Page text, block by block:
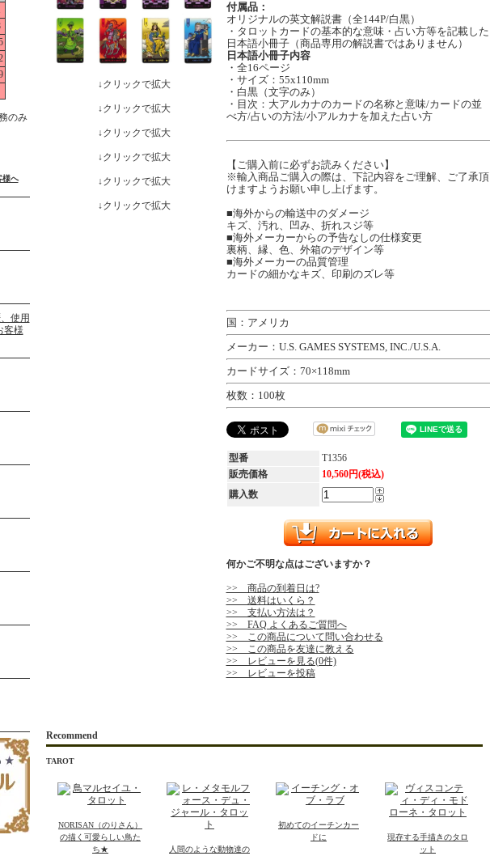
のみ
様へ
↓クリックで拡大
↓クリックで拡大
↓クリックで拡大
↓クリックで拡大
↓クリックで拡大
↓クリックで拡大
付属品：
オリジナルの英文解説書（全144P/白黒）
・タロットカードの基本的な意味・占い方等を記載した
日本語小冊子（商品専用の解説書ではありません）
日本語小冊子内容
・全16ページ
・サイズ：55x110mm
・白黒（文字のみ）
・目次：大アルカナのカードの名称と意味/カードの並
べ方/占いの方法/小アルカナを加えた占い方
【ご購入前に必ずお読みください】
※輸入商品ご購入の際は、下記内容をご理解、ご了承頂
けますようお願い申し上げます。
■海外からの輸送中のダメージ
キズ、汚れ、凹み、折れスジ等
■海外メーカーからの予告なしの仕様変更
裏柄、縁、色、外箱のデザイン等
■海外メーカーの品質管理
カードの細かなキズ、印刷のズレ等
国：アメリカ
メーカー：U.S. GAMES SYSTEMS, INC./U.S.A.
カードサイズ：70×118mm
枚数：100枚
型番
T1356
販売価格
10,560円(税込)
購入数
何かご不明な点はございますか？
>> 商品の到着日は?
>> 送料はいくら？
>> 支払い方法は？
>> FAQ よくあるご質問へ
>> この商品について問い合わせる
>> この商品を友達に教える
>> レビューを見る(0件)
>> レビューを投稿
Recommend
TAROT
NORISAN（のりさん）
の描く可愛らしい鳥た
ち★
人間のような動物達の
初めてのイーチンカー
ドに
現存する手描きのタロ
ット